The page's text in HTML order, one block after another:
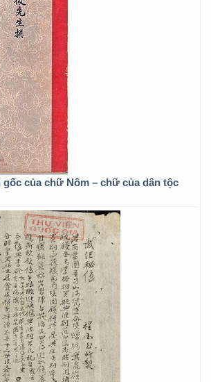
gốc của chữ Nôm – chữ của dân tộc